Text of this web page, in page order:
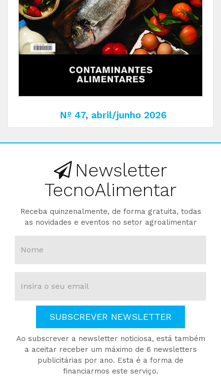
Nº 47, abril/junho 2026
Newsletter
TecnoAlimentar
Receba quinzenalmente, de forma gratuita, todas
as novidades e eventos no setor agroalimentar
SUBSCREVER NEWSLETTER
Ao subscrever a newsletter noticiosa, está também
a aceitar receber um máximo de 6 newsletters
publicitárias por ano. Esta é a forma de
financiarmos este serviço.